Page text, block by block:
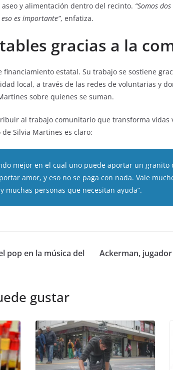
y alimentación dentro del recinto. “Somos
es importante”, enfatiza.
gracias a la
financiamiento estatal. Su trabajo se sostiene
local, a través de las redes de voluntarias y
sobre quienes se suman.
al trabajo comunitario que transforma vidas
Silvia Martines es claro:
mejor en el cual uno puede aportar un granito
amor, y eso no se paga con nada. Vale
muchas personas que necesitan ayuda”.
pop en la música del
Ackerman,
gustar